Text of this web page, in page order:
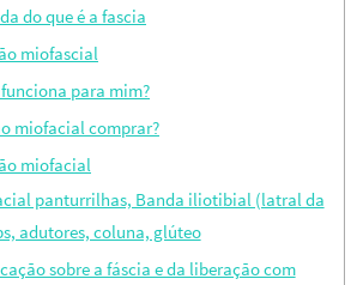
do que é a fascia
miofascial
para mim?
miofacial comprar?
miofacial
panturrilhas, Banda iliotibial (latral da
adutores, coluna, glúteo
sobre a fáscia e da liberação com